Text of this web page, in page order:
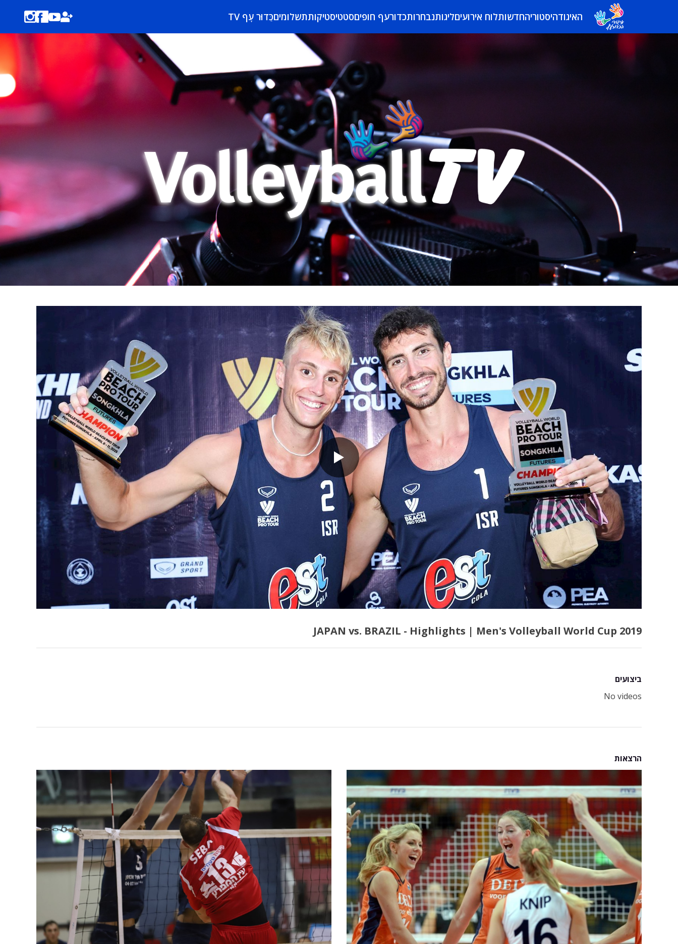
האיגודהיסטוריהחדשותלוח אירועיםליגותנבחרותכדורעף חופיםסטטיסטיקותתשלומיםכַּדוּר עָף TV
JAPAN vs. BRAZIL - Highlights | Men's Volleyball World Cup 2019
ביצועים
No videos
הרצאות